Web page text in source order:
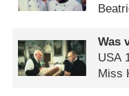
Was
USA
Miss